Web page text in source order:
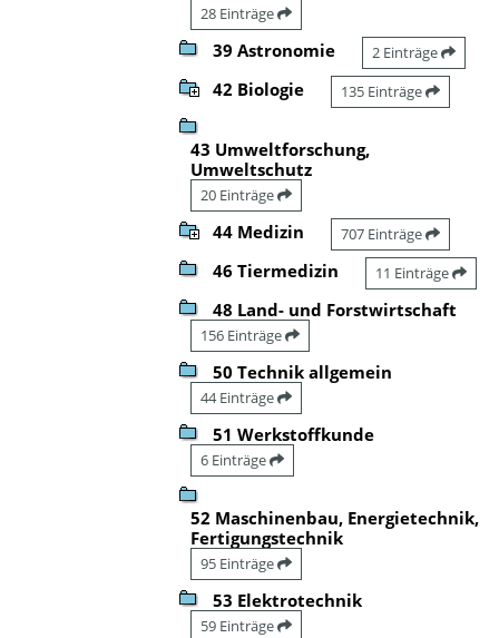
28 Einträge
39 Astronomie 2 Einträge
42 Biologie 135 Einträge
43 Umweltforschung,
Umweltschutz
20 Einträge
44 Medizin 707 Einträge
46 Tiermedizin 11 Einträge
48 Land- und Forstwirtschaft
156 Einträge
50 Technik allgemein
44 Einträge
51 Werkstoffkunde
6 Einträge
52 Maschinenbau, Energietechnik,
Fertigungstechnik
95 Einträge
53 Elektrotechnik
59 Einträge